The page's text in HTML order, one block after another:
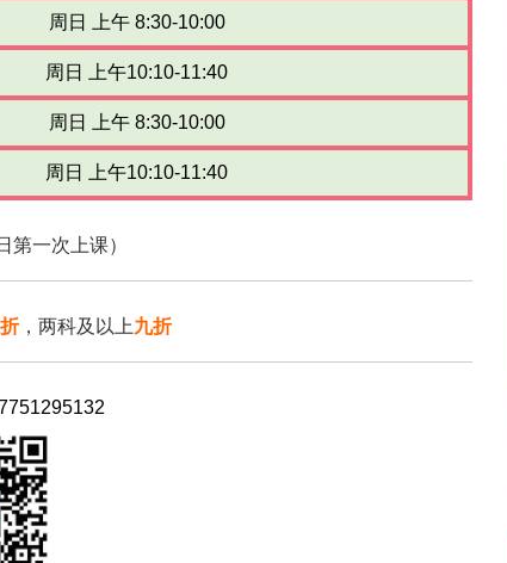
周日 上午 8:30-10:00
周日 上午10:10-11:40
周日 上午 8:30-10:00
周日 上午10:10-11:40
第一次上课）
，两科及以上九折